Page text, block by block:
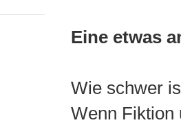
Eine etwas
Wie schwer
Wenn Fiktion